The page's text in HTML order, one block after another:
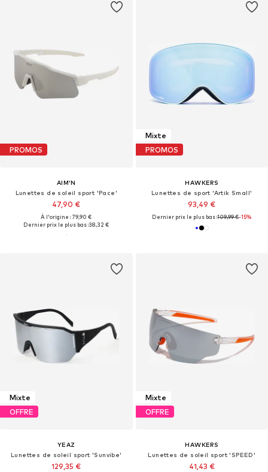
PROMOS
AIM'N
Lunettes de soleil sport 'Pace'
47,90 €
À l'origine : 79,90 €
Dernier prix le plus bas :38,32 €
Mixte
PROMOS
HAWKERS
Lunettes de sport 'Artik Small'
93,49 €
Dernier prix le plus bas :109,99 €-15%
Mixte
OFFRE
YEAZ
Lunettes de soleil sport 'Sunvibe'
129,35 €
Mixte
OFFRE
HAWKERS
Lunettes de soleil sport 'SPEED'
41,43 €